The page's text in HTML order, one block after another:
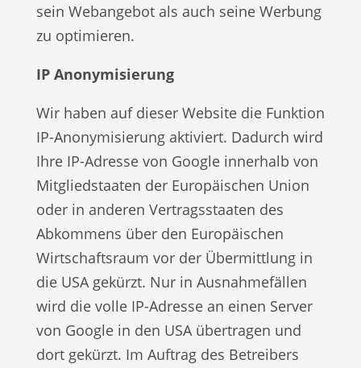
sein Webangebot als auch seine Werbung
zu optimieren.
IP Anonymisierung
Wir haben auf dieser Website die Funktion
IP-Anonymisierung aktiviert. Dadurch wird
Ihre IP-Adresse von Google innerhalb von
Mitgliedstaaten der Europäischen Union
oder in anderen Vertragsstaaten des
Abkommens über den Europäischen
Wirtschaftsraum vor der Übermittlung in
die USA gekürzt. Nur in Ausnahmefällen
wird die volle IP-Adresse an einen Server
von Google in den USA übertragen und
dort gekürzt. Im Auftrag des Betreibers